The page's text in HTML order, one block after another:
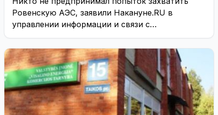
Ровенскую АЭС, заявили Накануне.RU в
управлении информации и связи с
общественностью Ровенской Атомной
электростанции. ...